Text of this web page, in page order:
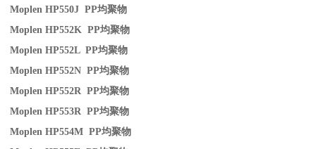
Moplen HP550J PP均聚物
Moplen HP552K PP均聚物
Moplen HP552L PP均聚物
Moplen HP552N PP均聚物
Moplen HP552R PP均聚物
Moplen HP553R PP均聚物
Moplen HP554M PP均聚物